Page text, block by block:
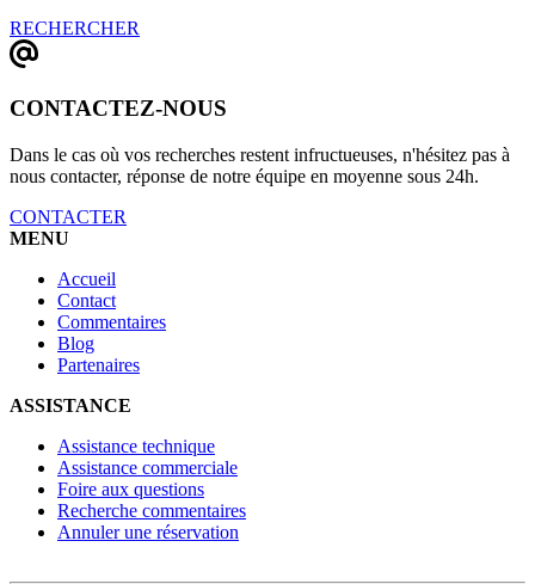
RECHERCHER
CONTACTEZ-NOUS
Dans le cas où vos recherches restent infructueuses, n'hésitez pas à
nous contacter, réponse de notre équipe en moyenne sous 24h.
CONTACTER
MENU
Accueil
Contact
Commentaires
Blog
Partenaires
ASSISTANCE
Assistance technique
Assistance commerciale
Foire aux questions
Recherche commentaires
Annuler une réservation